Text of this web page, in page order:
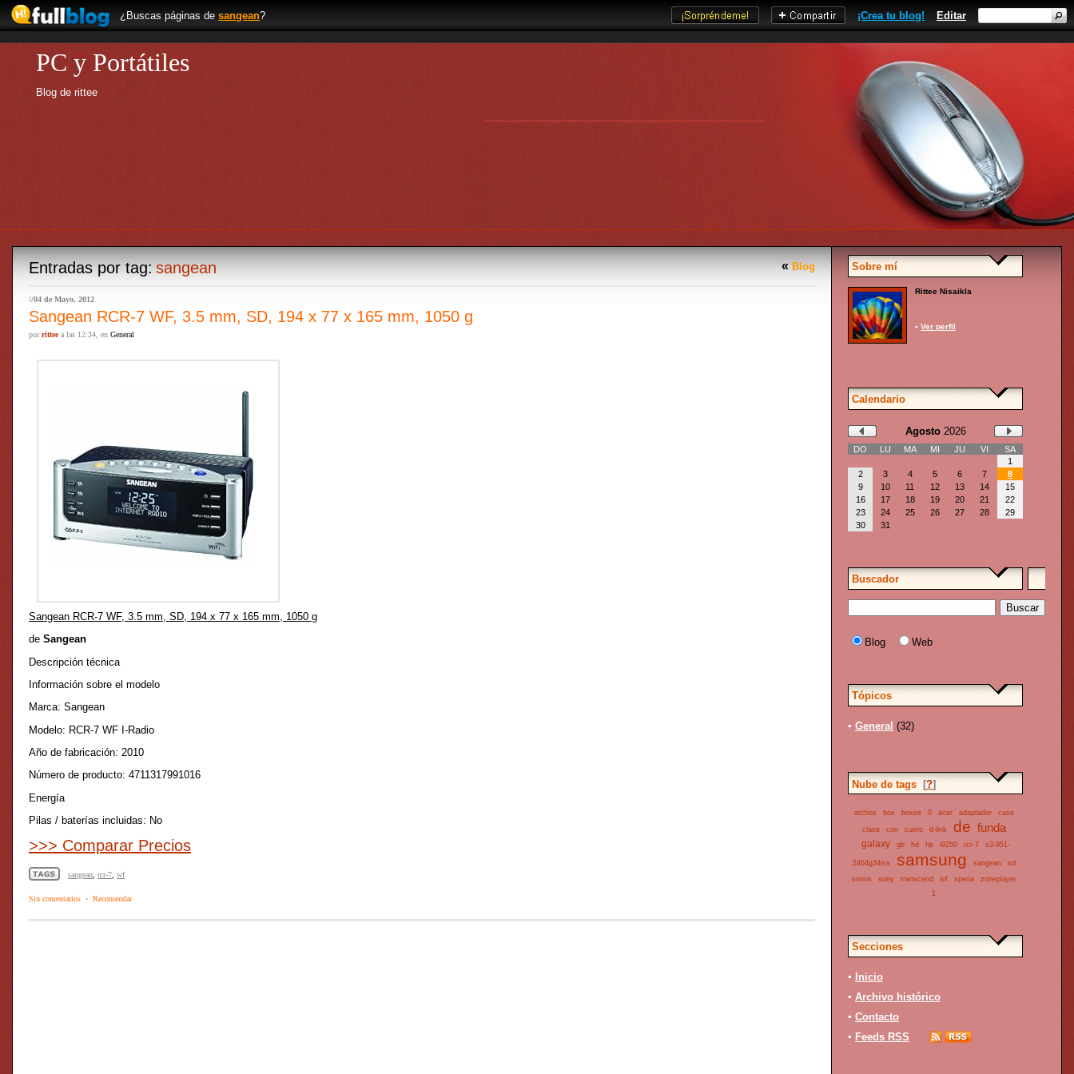
Editar
¡Crea tu blog!
¿Buscas páginas de sangean?
PC y Portátiles
Blog de rittee
« Blog
Entradas por tag:sangean
//04 de Mayo, 2012
Sangean RCR-7 WF, 3.5 mm, SD, 194 x 77 x 165 mm, 1050 g
porritteea las 12:34, en General
Sangean RCR-7 WF, 3.5 mm, SD, 194 x 77 x 165 mm, 1050 g
de Sangean
Descripción técnica
Información sobre el modelo
Marca: Sangean
Modelo: RCR-7 WF I-Radio
Año de fabricación: 2010
Número de producto: 4711317991016
Energía
Pilas / baterías incluidas: No
>>> Comparar Precios
sangean rcr-7 wf
Sin comentarios · Recomendar
Sobre mí
Rittee Nisaikla
▪ Ver perfil
Calendario
Agosto2026
DO LU MA MI JU VI
SA
1
2
3 4 5 6 7
8
9
10 11 12 13 14
15
16
17 18 19 20 21
22
23
24 25 26 27 28
29
30
31
Buscador
Blog Web
Tópicos
▪ General (32)
Nube de tags [?]
archos box boxee 0 acer adaptador case
clase con cuero d-link de funda
galaxy gb hd hp i9250 rcr-7 s3-951-
2464g34iss samsung sangean
sd
sonos
sony transcend wf xperia
zoneplayer
1
Secciones
▪
Inicio
▪ Archivo histórico
▪ Contacto
▪ Feeds RSS